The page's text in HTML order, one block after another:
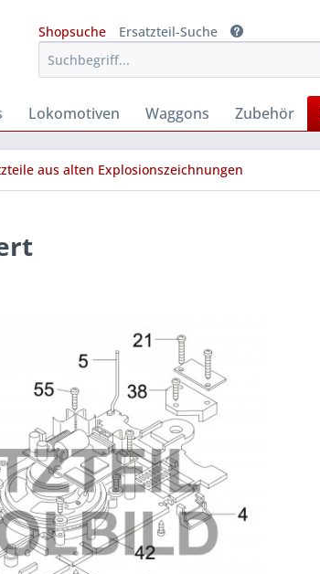
Shopsuche
Ersatzteil-Suche
Lokomotiven Waggons Zubehör
aus alten Explosionszeichnungen